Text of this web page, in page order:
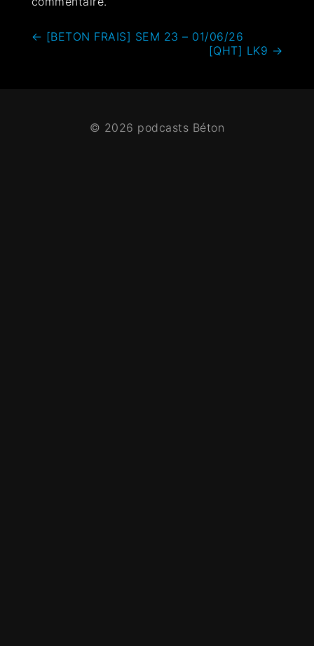
← [BETON FRAIS] SEM 23 – 01/06/26
[QHT] LK9 →
© 2026 podcasts Béton